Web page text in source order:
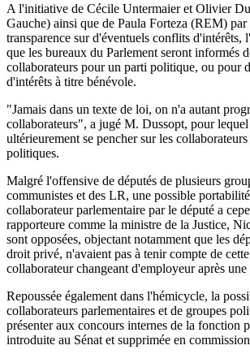
A l'initiative de Cécile Untermaier et Olivier
Gauche) ainsi que de Paula Forteza (REM) par
transparence sur d'éventuels conflits d'intérêts,
que les bureaux du Parlement seront informés
collaborateurs pour un parti politique, ou pour
d'intérêts à titre bénévole.
"Jamais dans un texte de loi, on n'a autant
collaborateurs", a jugé M. Dussopt, pour
ultérieurement se pencher sur les
politiques.
Malgré l'offensive de députés de plusieurs
communistes et des LR, une possible
collaborateur parlementaire par le député a
rapporteure comme la ministre de la Justice,
sont opposées, objectant notamment que les
droit privé, n'avaient pas à tenir compte de
collaborateur changeant d'employeur après une
Repoussée également dans l'hémicycle, la
collaborateurs parlementaires et de groupes
présenter aux concours internes de la fonction
introduite au Sénat et supprimée en